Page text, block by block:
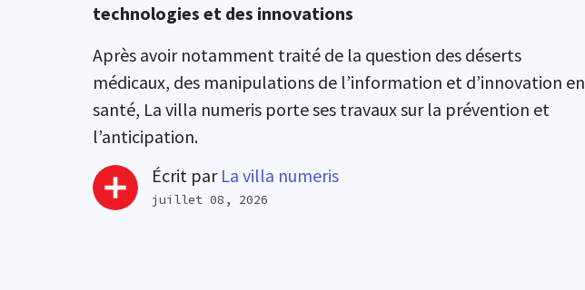
technologies et des innovations
Après avoir notamment traité de la question des déserts
médicaux, des manipulations de l’information et d’innovation en
santé, La villa numeris porte ses travaux sur la prévention et
l’anticipation.
Écrit par La villa numeris
juillet 08, 2026